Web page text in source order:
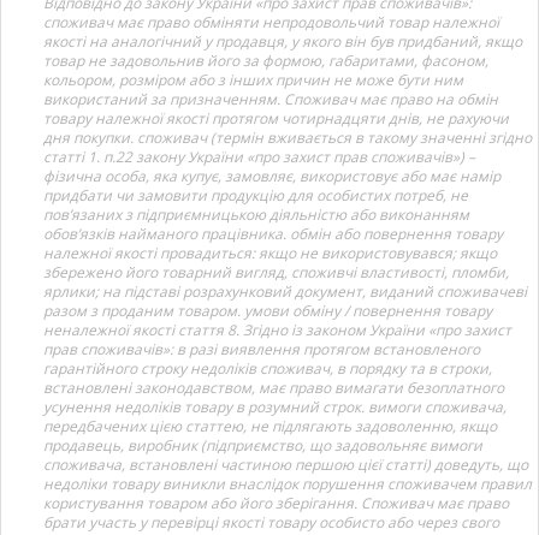
споживач має право обміняти непродовольчий товар належної
якості на аналогічний у продавця, у якого він був придбаний, якщо
товар не задовольнив його за формою, габаритами, фасоном,
кольором, розміром або з інших причин не може бути ним
використаний за призначенням. Споживач має право на обмін
товару належної якості протягом чотирнадцяти днів, не рахуючи
дня покупки. споживач (термін вживається в такому значенні згідно
статті 1. п.22 закону України «про захист прав споживачів») –
фізична особа, яка купує, замовляє, використовує або має намір
придбати чи замовити продукцію для особистих потреб, не
пов’язаних з підприємницькою діяльністю або виконанням
обов’язків найманого працівника. обмін або повернення товару
належної якості провадиться: якщо не використовувався; якщо
збережено його товарний вигляд, споживчі властивості, пломби,
ярлики; на підставі розрахунковий документ, виданий споживачеві
разом з проданим товаром. умови обміну / повернення товару
неналежної якості стаття 8. Згідно із законом України «про захист
прав споживачів»: в разі виявлення протягом встановленого
гарантійного строку недоліків споживач, в порядку та в строки,
встановлені законодавством, має право вимагати безоплатного
усунення недоліків товару в розумний строк. вимоги споживача,
передбачених цією статтею, не підлягають задоволенню, якщо
продавець, виробник (підприємство, що задовольняє вимоги
споживача, встановлені частиною першою цієї статті) доведуть, що
недоліки товару виникли внаслідок порушення споживачем правил
користування товаром або його зберігання. Споживач має право
брати участь у перевірці якості товару особисто або через свого